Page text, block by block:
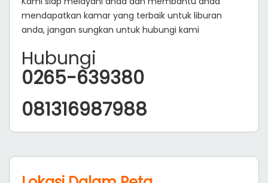
galeri photo
Standart AC
AC, TV, Dispense, Kamar Mandi, Kulkas, Air Panas,
Parkir Luas, Layanan Loundry. (Rate Tidak Berlaku
2 orang